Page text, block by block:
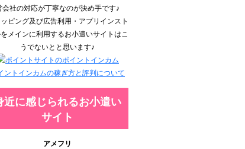
会社の対応が丁寧なのが決め手です♪
ピング及び広告利用・アプリインスト
メインに利用するお小遣いサイトはこ
うでないとと思います♪
ントインカムの稼ぎ方と評判について
近に感じられるお小遣い
サイト
アメフリ